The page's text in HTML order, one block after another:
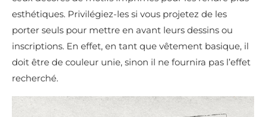
esthétiques. Privilégiez-les si vous projetez de les
porter seuls pour mettre en avant leurs dessins ou
inscriptions. En effet, en tant que vêtement basique, il
doit être de couleur unie, sinon il ne fournira pas l’effet
recherché.